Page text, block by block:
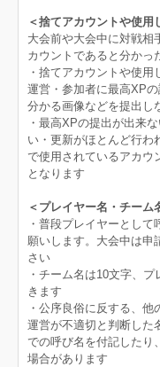
＜捨てアカウントや使用
大会前や大会中に対戦相
カウントであると分かっ
・捨てアカウントや使
運営・参加者に最高XP
分かる画像などを提出し
・最高XPの提出が出来
い・更新がほとんど行わ
で使用されているアカウ
となります
＜プレイヤー名・チーム
・普段プレイヤーとし
願いします。大会中は申
さい
・チーム名は10文字、
きます
・公序良俗に反する、
運営が不適切と判断した
での呼び名を付記したり
場合があります